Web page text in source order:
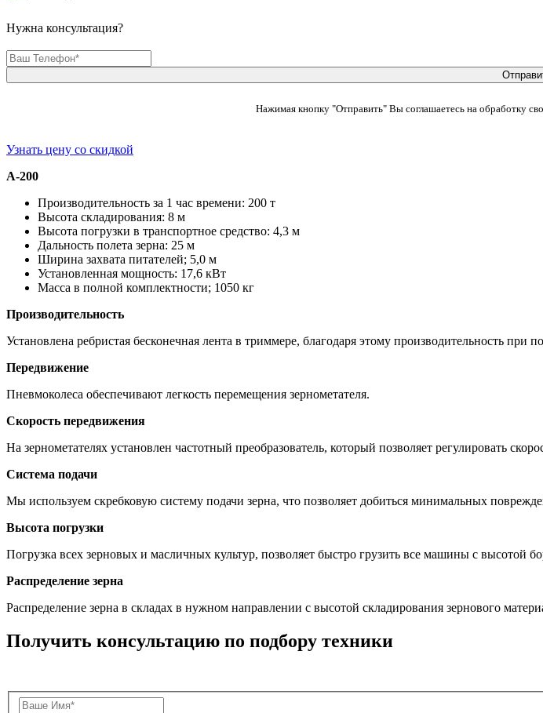
Нужна консультация?
Нажимая кнопку "Отправить" Вы соглашаетесь на обработку
Узнать цену со скидкой
А-200
Производительность за 1 час времени: 200 т
Высота складирования: 8 м
Высота погрузки в транспортное средство: 4,3 м
Дальность полета зерна: 25 м
Ширина захвата питателей; 5,0 м
Установленная мощность: 17,6 кВт
Масса в полной комплектности; 1050 кг
Производительность
Установлена ребристая бесконечная лента в триммере, благодаря этому производительность при
Передвижение
Пневмоколеса обеспечивают легкость перемещения зернометателя.
Скорость передвижения
На зернометателях установлен частотный преобразователь, который позволяет регулировать
Система подачи
Мы используем скребковую систему подачи зерна, что позволяет добиться минимальных
Высота погрузки
Погрузка всех зерновых и масличных культур, позволяет быстро грузить все машины с высотой
Распределение зерна
Распределение зерна в складах в нужном направлении с высотой складирования зернового
Получить консультацию по подбору техники